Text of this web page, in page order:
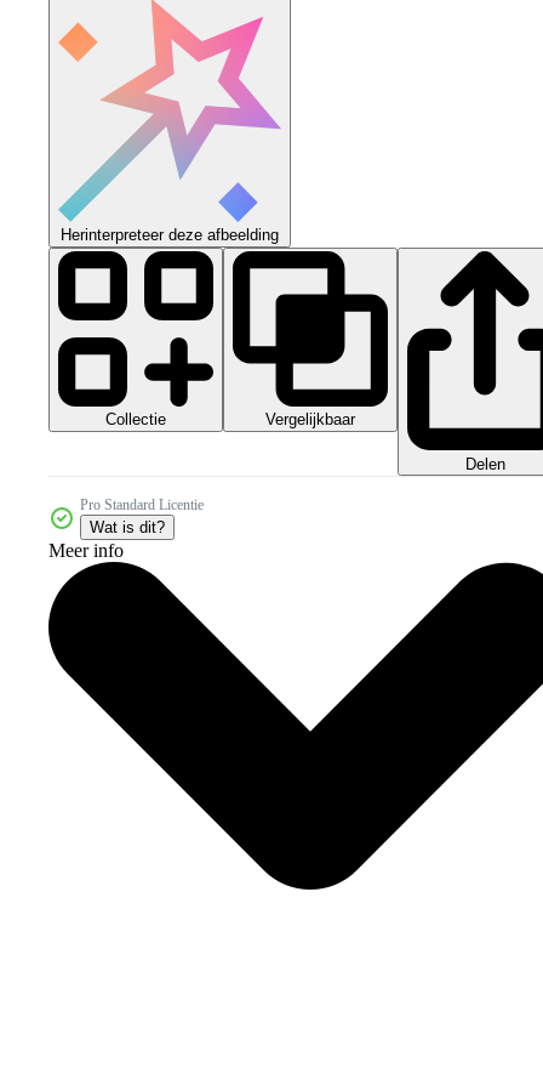
Herinterpreteer deze afbeelding
Collectie Vergelijkbaar
Delen
Pro Standard Licentie
Wat is dit?
Meer info